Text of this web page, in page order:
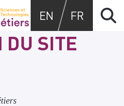
EN FR
DU SITE